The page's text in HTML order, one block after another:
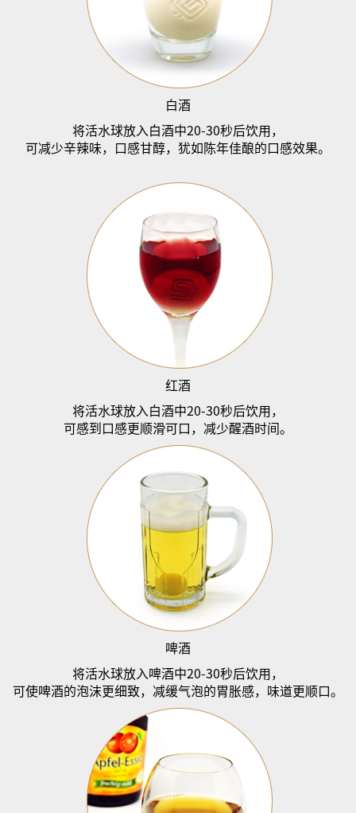
白酒
将活水球放入白酒中20-30秒后饮用，
可减少辛辣味，口感甘醇，犹如陈年佳酿的口感效果。
红酒
将活水球放入白酒中20-30秒后饮用，
可感到口感更顺滑可口，减少醒酒时间。
啤酒
将活水球放入啤酒中20-30秒后饮用，
可使啤酒的泡沫更细致，减缓气泡的胃胀感，味道更顺口。